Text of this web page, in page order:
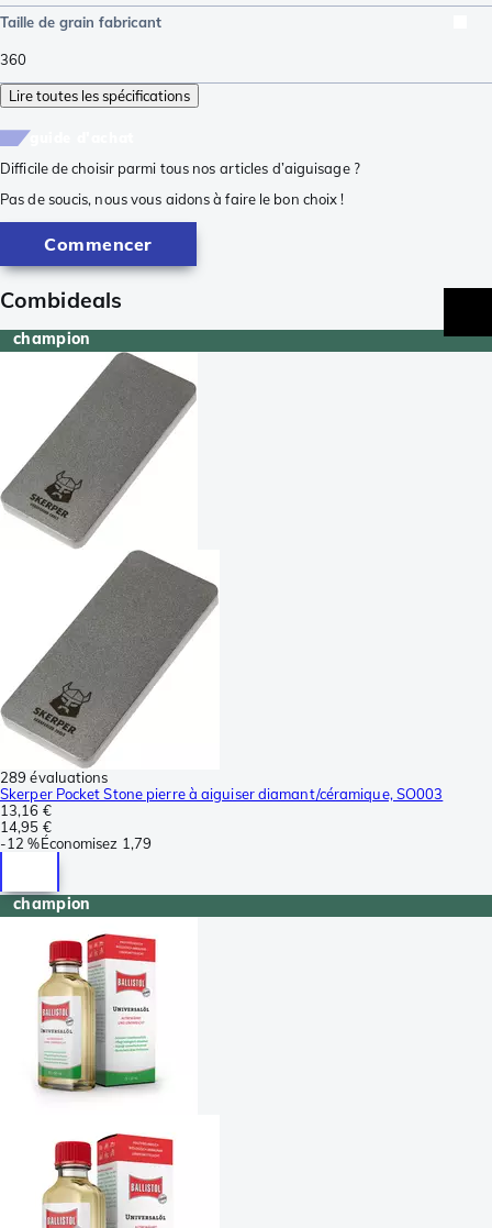
Taille de grain fabricant
360
Lire toutes les spécifications
Difficile de choisir parmi tous nos articles d’aiguisage ?
Pas de soucis, nous vous aidons à faire le bon choix !
Commencer
Combideals
champion
289 évaluations
Skerper Pocket Stone pierre à aiguiser diamant/céramique, SO003
13,16 €
14,95 €
-12 %Économisez 1,79
champion